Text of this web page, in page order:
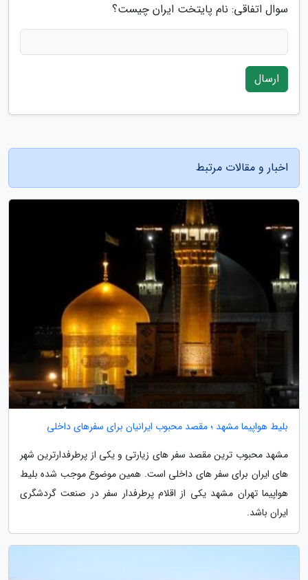
سوال اتفاقی: نام پایتخت ایران چیست؟
ارسال
اخبار و مقالات مرتبط
بلیط هواپیما مشهد ؛ مقصد محبوب ایرانیان برای سفرهای داخلی
مشهد محبوب ترین مقصد سفر های زیارتی و یکی از پرطرفدارترین شهر
های ایران برای سفر های داخلی است. همین موضوع موجب شده بلیط
هواپیما تهران مشهد یکی از اقلام پرطرفدار سفر در صنعت گردشگری
ایران باشد.